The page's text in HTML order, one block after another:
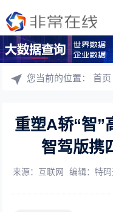
您当前的位置：首页
重塑A轿“智”
智驾版携
来源：互联网 编辑：特